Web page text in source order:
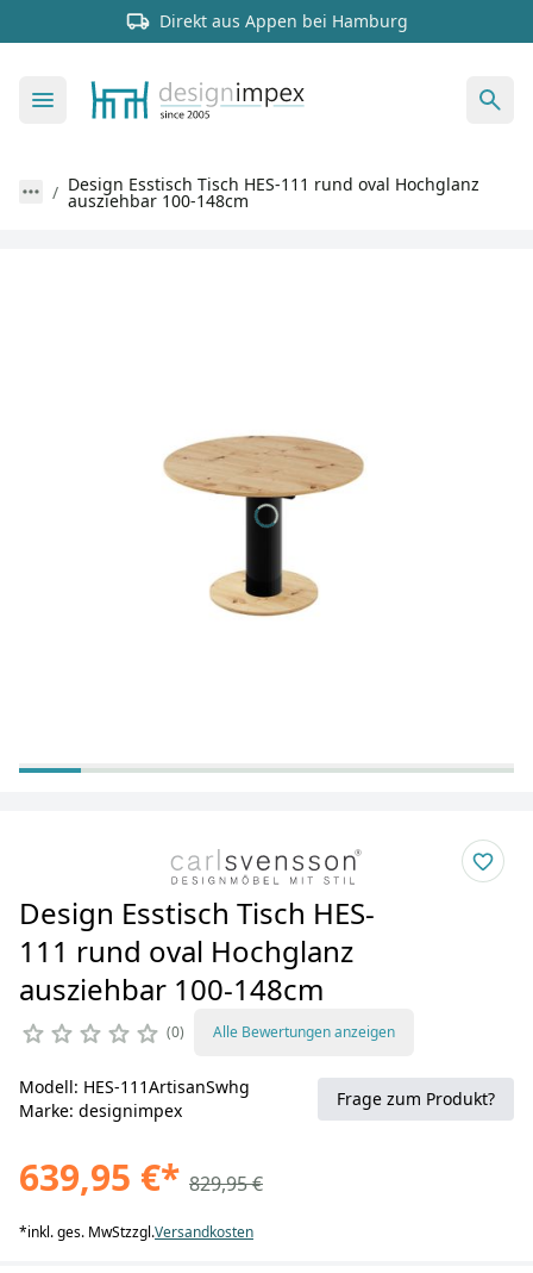
Direkt aus Appen bei Hamburg
Design Esstisch Tisch HES-111 rund oval Hochglanz
ausziehbar 100-148cm
Design Esstisch Tisch HES-
111 rund oval Hochglanz
ausziehbar 100-148cm
0 Alle Bewertungen anzeigen
Modell: HES-111ArtisanSwhg
Marke: designimpex
Frage zum Produkt?
639,95 €* 829,95 €
*inkl. ges. MwStzzgl.Versandkosten